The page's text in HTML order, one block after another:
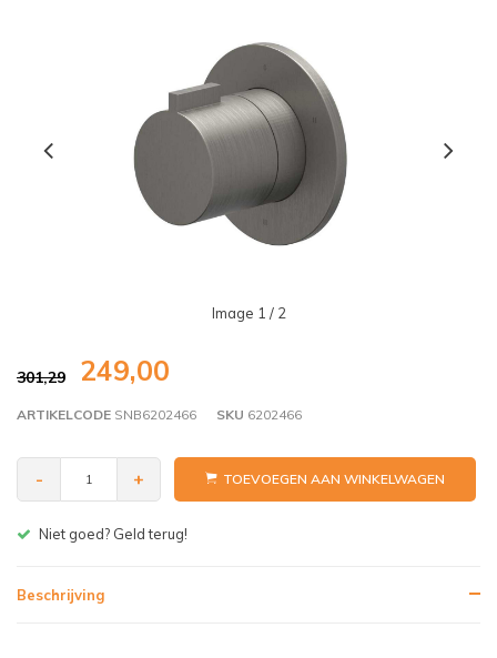
Image 1 / 2
301,29 249,00
ARTIKELCODE SNB6202466 SKU 6202466
- + TOEVOEGEN AAN WINKELWAGEN
Gratis bezorgen v.a. € 150,- (NL)
Beschrijving